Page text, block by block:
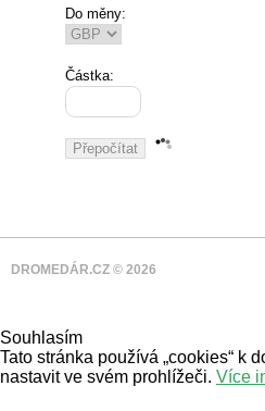
Do měny:
Částka:
DROMEDÁR.CZ © 2026
Souhlasím
Tato stránka používá „cookies“ k
nastavit ve svém prohlížeči. Více